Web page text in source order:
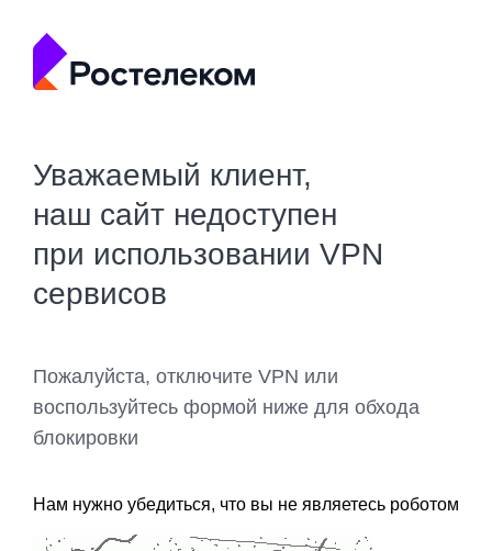
Уважаемый клиент,
наш сайт недоступен
при использовании VPN
сервисов
Пожалуйста, отключите VPN или
воспользуйтесь формой ниже для обхода
блокировки
Нам нужно убедиться, что вы не являетесь роботом